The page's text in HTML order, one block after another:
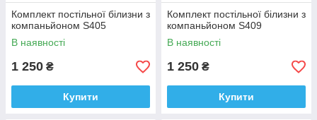
Комплект постільної білизни з
компаньйоном S405
В наявності
1 250 ₴
Купити
Комплект постільної білизни з
компаньйоном S409
В наявності
1 250 ₴
Купити